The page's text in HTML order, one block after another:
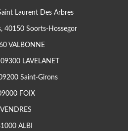
Laurent Des Arbres
40150 Soorts-Hossegor
VALBONNE
LAVELANET
Saint-Girons
FOIX
ALBI